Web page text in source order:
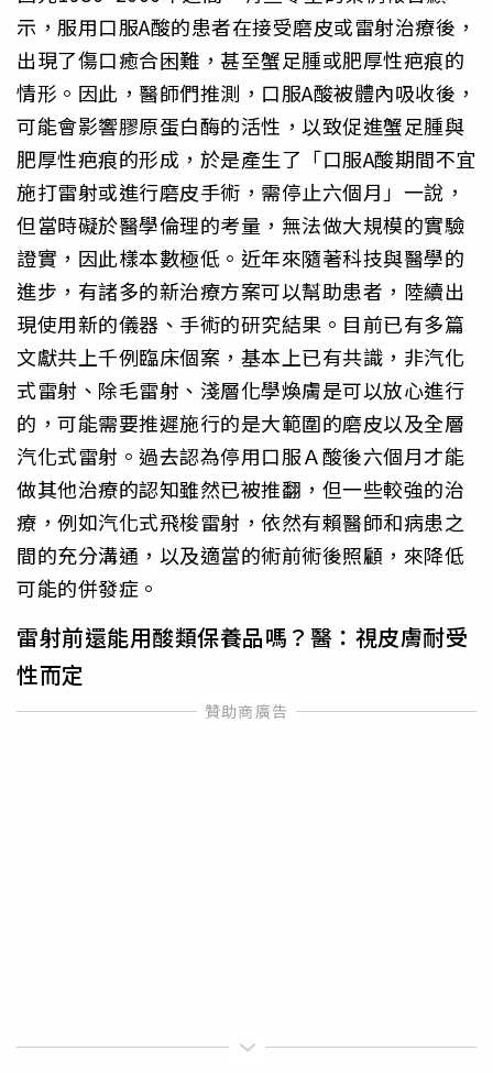
示，服用口服A酸的患者在接受磨皮或雷射治療後，
出現了傷口癒合困難，甚至蟹足腫或肥厚性疤痕的
情形。因此，醫師們推測，口服A酸被體內吸收後，
可能會影響膠原蛋白酶的活性，以致促進蟹足腫與
肥厚性疤痕的形成，於是產生了「口服A酸期間不宜
施打雷射或進行磨皮手術，需停止六個月」一說，
但當時礙於醫學倫理的考量，無法做大規模的實驗
證實，因此樣本數極低。近年來隨著科技與醫學的
進步，有諸多的新治療方案可以幫助患者，陸續出
現使用新的儀器、手術的研究結果。目前已有多篇
文獻共上千例臨床個案，基本上已有共識，非汽化
式雷射、除毛雷射、淺層化學煥膚是可以放心進行
的，可能需要推遲施行的是大範圍的磨皮以及全層
汽化式雷射。過去認為停用口服Ａ酸後六個月才能
做其他治療的認知雖然已被推翻，但一些較強的治
療，例如汽化式飛梭雷射，依然有賴醫師和病患之
間的充分溝通，以及適當的術前術後照顧，來降低
可能的併發症。
雷射前還能用酸類保養品嗎？醫：視皮膚耐受
性而定